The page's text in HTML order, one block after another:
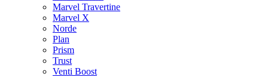
Marvel Travertine
Marvel X
Norde
Plan
Prism
Trust
Venti Boost